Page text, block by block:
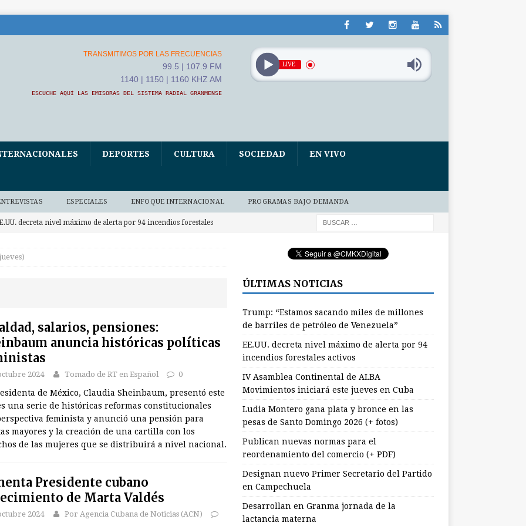
TRANSMITIMOS POR LAS FRECUENCIAS
99.5 | 107.9 FM
1140 | 1150 | 1160 KHZ AM
ESCUCHE AQUÍ LAS EMISORAS DEL SISTEMA RADIAL GRANMENSE
LIVE
DEPORTES CULTURA SOCIEDAD EN VIVO
ESPECIALES ENFOQUE INTERNACIONAL PROGRAMAS BAJO DEMANDA
decreta nivel máximo de alerta por 94 incendios forestales
Asamblea Continental de ALBA Movimientos iniciará este jueves
DEPORTES
nuevas normas para el reordenamiento del comercio (+
en Granma jornada de la lactancia materna
salarios, pensiones:
anuncia históricas políticas
2024 Tomado de RT en Español 0
de México, Claudia Sheinbaum, presentó este
una serie de históricas reformas constitucionales
feminista y anunció una pensión para
mayores y la creación de una cartilla con los
de las mujeres que se distribuirá a nivel nacional.
Presidente cubano
de Marta Valdés
2024
Por Agencia Cubana de Noticias (ACN)
ÚLTIMAS NOTICIAS
Trump: “Estamos sacando miles de millones
de barriles de petróleo de Venezuela”
EE.UU. decreta nivel máximo de alerta por 94
incendios forestales activos
IV Asamblea Continental de ALBA
Movimientos iniciará este jueves en Cuba
Ludia Montero gana plata y bronce en las
pesas de Santo Domingo 2026 (+ fotos)
Publican nuevas normas para el
reordenamiento del comercio (+ PDF)
Designan nuevo Primer Secretario del Partido
en Campechuela
Desarrollan en Granma jornada de la
lactancia materna